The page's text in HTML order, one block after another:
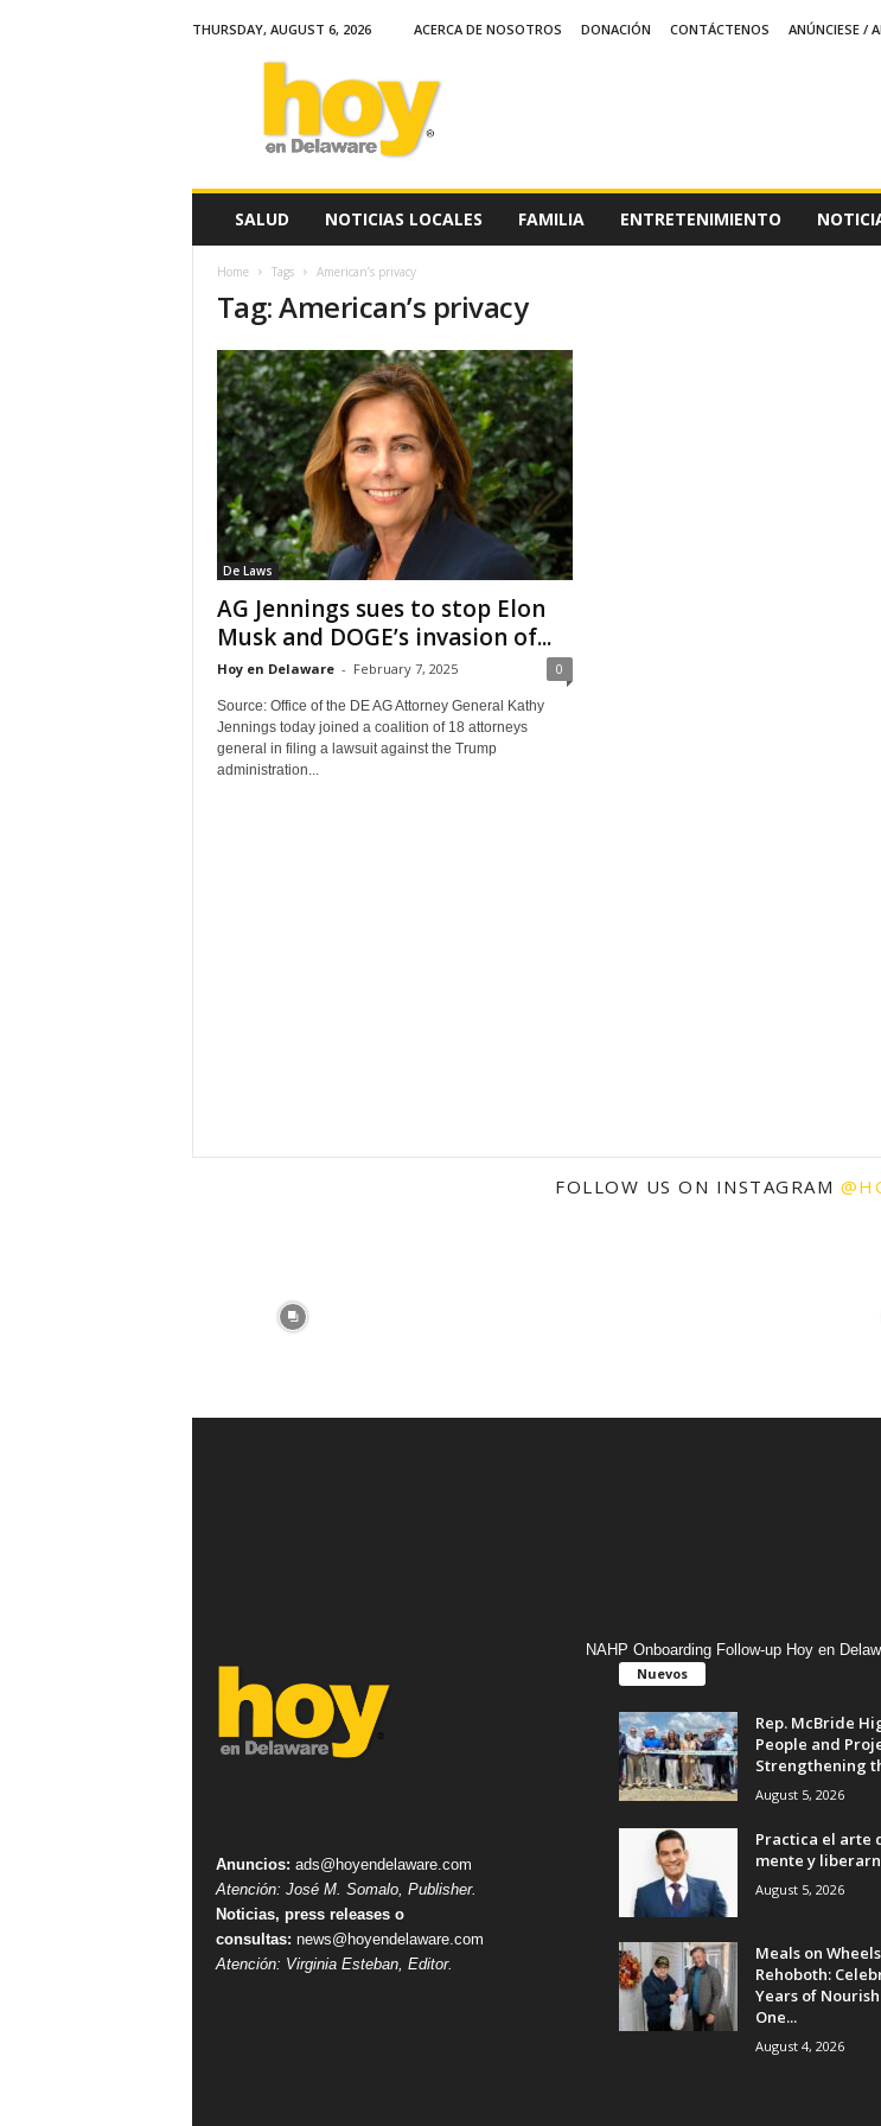
THURSDAY, AUGUST 6, 2026 ACERCA DE NOSOTROS DONACIÓN CONTÁCTENOS ANÚNCIESE /
SALUD NOTICIAS LOCALES FAMILIA ENTRETENIMIENTO
Home Tags American’s privacy
Tag: American’s privacy
De Laws
AG Jennings sues to stop Elon
Musk and DOGE’s invasion of...
Hoy en Delaware - February 7, 2025 0
Source: Office of the DE AG Attorney General Kathy
Jennings today joined a coalition of 18 attorneys
general in filing a lawsuit against the Trump
administration...
FOLLOW US ON INSTAGRAM
NAHP Onboarding Follow-up Hoy en
Anuncios: ads@hoyendelaware.com
Atención: José M. Somalo, Publisher.
Noticias, press releases o
consultas: news@hoyendelaware.com
Atención: Virginia Esteban, Editor.
Nuevos
Rep. McBride
People and
Strengthening
August 5, 2026
Practica el arte
mente y
August 5, 2026
Meals on
Rehoboth:
Years of
One...
August 4, 2026